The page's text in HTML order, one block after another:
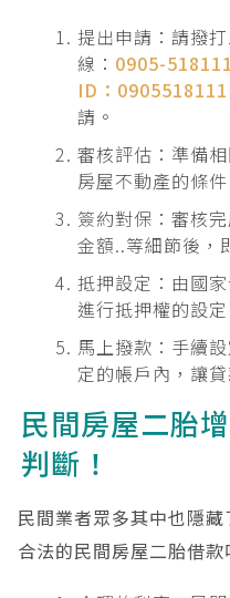
提出申請：請撥
線： 0905-518111
ID：0905518111
請。
審核評估：準備
房屋不動產的條件
簽約對保：審核
金額..等細節後，
抵押設定：由國
進行抵押權的設定
馬上撥款：手續
定的帳戶內，讓
民間房屋二胎
判斷！
民間業者眾多其中也隱
合法的民間房屋二胎借款